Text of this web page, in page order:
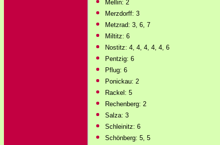
Mellin: 2
Merzdorff: 3
Metzrad: 3, 6, 7
Miltitz: 6
Nostitz: 4, 4, 4, 4, 4, 6
Pentzig: 6
Pflug: 6
Ponickau: 2
Rackel: 5
Rechenberg: 2
Salza: 3
Schleinitz: 6
Schönberg: 5, 5